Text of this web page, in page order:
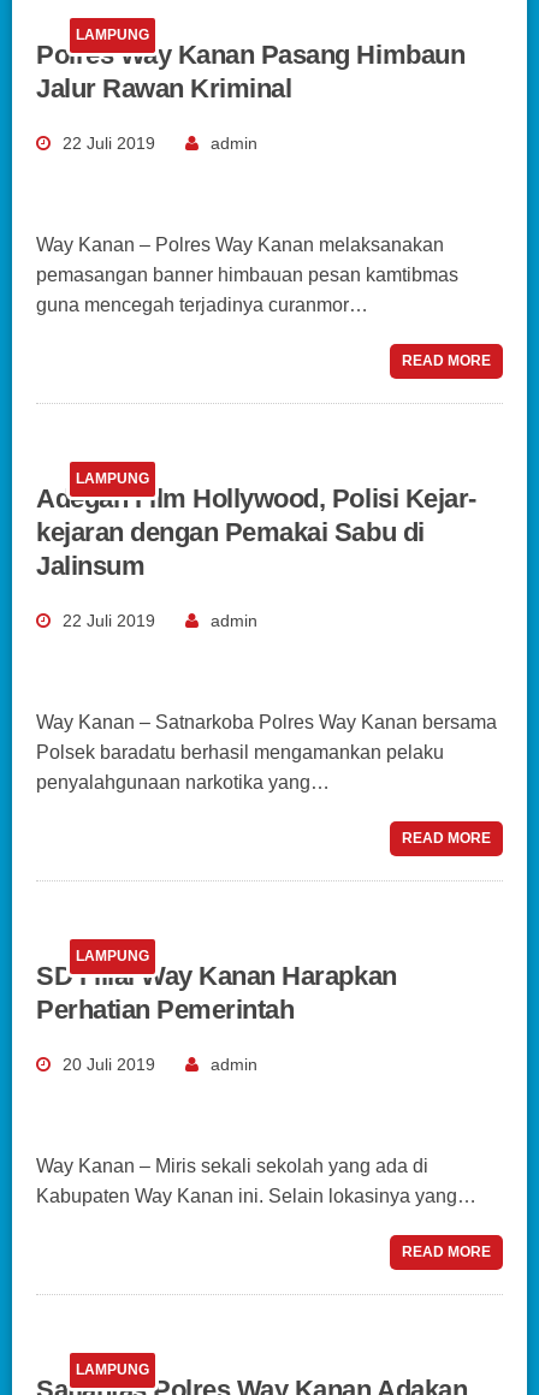
LAMPUNG
Polres Way Kanan Pasang Himbaun
Jalur Rawan Kriminal
22 Juli 2019 admin
Way Kanan – Polres Way Kanan melaksanakan
pemasangan banner himbauan pesan kamtibmas
guna mencegah terjadinya curanmor…
READ MORE
LAMPUNG
Adegan Film Hollywood, Polisi Kejar-
kejaran dengan Pemakai Sabu di
Jalinsum
22 Juli 2019 admin
Way Kanan – Satnarkoba Polres Way Kanan bersama
Polsek baradatu berhasil mengamankan pelaku
penyalahgunaan narkotika yang…
READ MORE
LAMPUNG
SD Filial Way Kanan Harapkan
Perhatian Pemerintah
20 Juli 2019 admin
Way Kanan – Miris sekali sekolah yang ada di
Kabupaten Way Kanan ini. Selain lokasinya yang…
READ MORE
LAMPUNG